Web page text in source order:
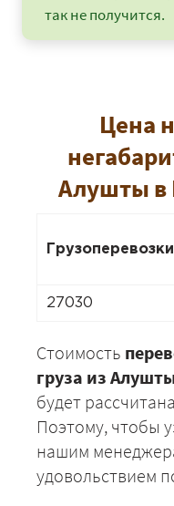
так не получится.
Цена
Алушты в
Грузоперевозки
27030
Стоимость
груза из
будет
Поэтому, чтобы
нашим
удовольствием